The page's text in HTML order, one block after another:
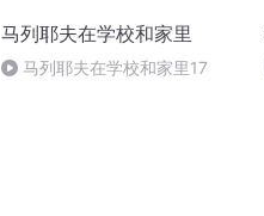
马列耶夫在学校和家里
马列耶夫在学校和家里17